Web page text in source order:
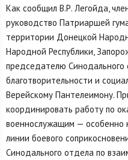
Как сообщил В.Р. Легойда,
руководство Патриаршей
территории Донецкой
Народной Республики,
председателю Синодального
благотворительности и
Верейскому Пантелеимону.
координировать работу по
военнослужащим — особенно
линии боевого
Синодального отдела по